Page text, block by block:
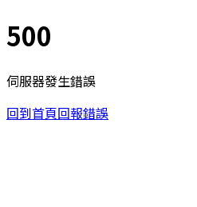
500
伺服器發生錯誤
回到首頁回報錯誤